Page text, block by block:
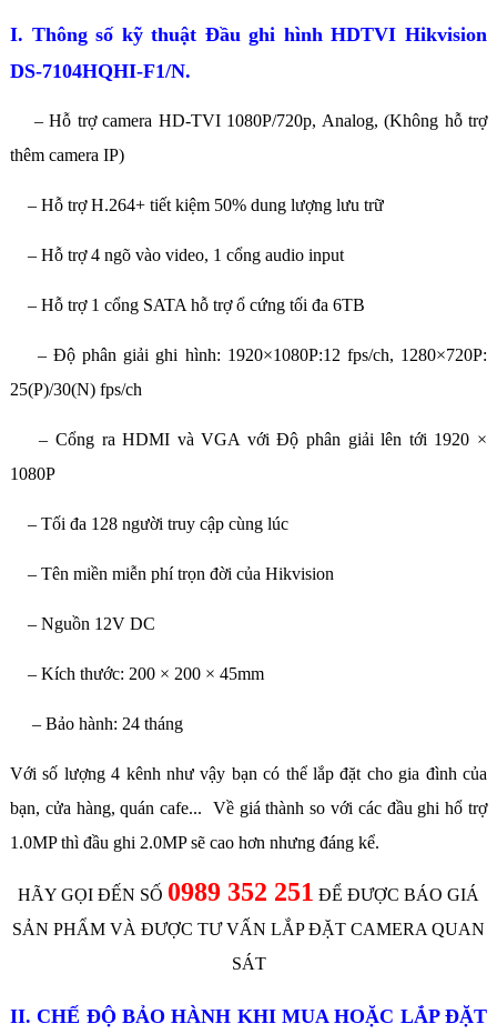
I. Thông số kỹ thuật Đầu ghi hình HDTVI Hikvision
DS-7104HQHI-F1/N.
– Hỗ trợ camera HD-TVI 1080P/720p, Analog, (Không hỗ trợ
thêm camera IP)
– Hỗ trợ H.264+ tiết kiệm 50% dung lượng lưu trữ
– Hỗ trợ 4 ngõ vào video, 1 cổng audio input
– Hỗ trợ 1 cổng SATA hỗ trợ ổ cứng tối đa 6TB
– Độ phân giải ghi hình: 1920×1080P:12 fps/ch, 1280×720P:
25(P)/30(N) fps/ch
– Cổng ra HDMI và VGA với Độ phân giải lên tới 1920 ×
1080P
– Tối đa 128 người truy cập cùng lúc
– Tên miền miễn phí trọn đời của Hikvision
– Nguồn 12V DC
– Kích thước: 200 × 200 × 45mm
– Bảo hành: 24 tháng
Với số lượng 4 kênh như vậy bạn có thể lắp đặt cho gia đình của
bạn, cửa hàng, quán cafe... Về giá thành so với các đầu ghi hổ trợ
1.0MP thì đầu ghi 2.0MP sẽ cao hơn nhưng đáng kể.
HÃY GỌI ĐẾN SỐ 0989 352 251 ĐỂ ĐƯỢC BÁO GIÁ
SẢN PHẨM VÀ ĐƯỢC TƯ VẤN LẮP ĐẶT CAMERA QUAN
SÁT
II. CHẾ ĐỘ BẢO HÀNH KHI MUA HOẶC LẮP ĐẶT